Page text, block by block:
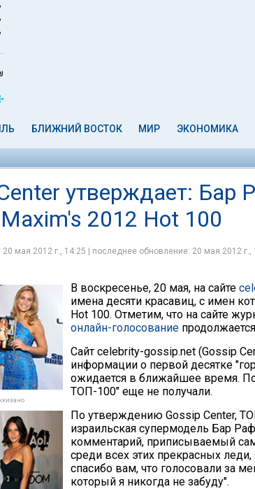
БЛИЖНИЙ ВОСТОК МИР ЭКОНОМИКА
утверждает: Бар
2012 Hot 100
мая 2012 г., 14:25 | последнее обновление: 20 мая 2012 г.,
В воскресенье, 20 мая, на сайте
имена десяти красавиц, с имен
Hot 100. Отметим, что на сайте
онлайн-голосование
Сайт celebrity-gossip.net (Gossip
информации о первой десятке
ожидается в ближайшее время.
ТОП-100" еще не получали.
По утверждению Gossip Center,
израильская супермодель Бар
комментарий, приписываемый
среди всех этих прекрасных
спасибо вам, что голосовали за
который я никогда не забуду".